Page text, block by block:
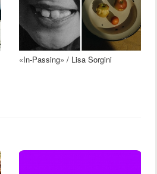
«In-Passing» / Lisa Sorgini